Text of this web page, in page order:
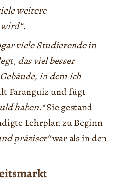
weitere
viele Studierende in
das viel besser
in dem ich
Faranguiz und fügt
haben.“Sie gestand
Lehrplan zu Beginn
präziser“war als in den